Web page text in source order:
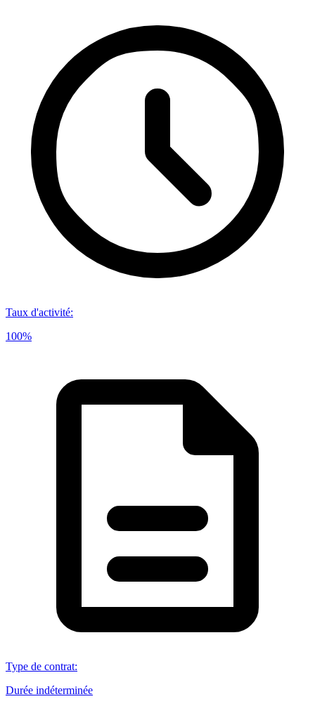
Taux d'activité:
100%
Type de contrat:
Durée indéterminée